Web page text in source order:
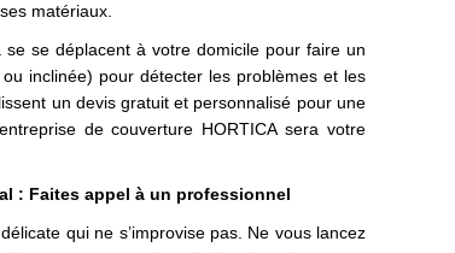
matériaux.
se déplacent à votre domicile pour faire un
inclinée) pour détecter les problèmes et les
un devis gratuit et personnalisé pour une
de couverture HORTICA sera votre
: Faites appel à un professionnel
qui ne s’improvise pas. Ne vous lancez